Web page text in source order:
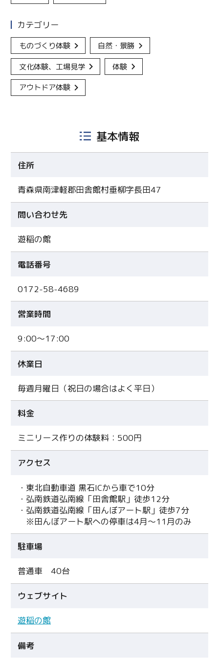
カテゴリー
ものづくり体験 自然・景勝
文化体験、工場見学 体験
アウトドア体験
基本情報
住所
青森県南津軽郡田舎館村垂柳字長田47
問い合わせ先
遊稲の館
電話番号
0172-58-4689
営業時間
9:00〜17:00
休業日
毎週月曜日（祝日の場合はよく平日）
料金
ミニリース作りの体験料：500円
アクセス
・東北自動車道 黒石ICから車で10分
・弘南鉄道弘南線「田舎館駅」徒歩12分
・弘南鉄道弘南線「田んぼアート駅」徒歩7分
※田んぼアート駅への停車は4月〜11月のみ
駐車場
普通車 40台
ウェブサイト
遊稲の館
備考